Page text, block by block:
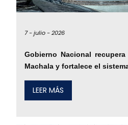
7 -julio -2026
Gobierno Nacional
Machala y fortalece el
LEER MÁS